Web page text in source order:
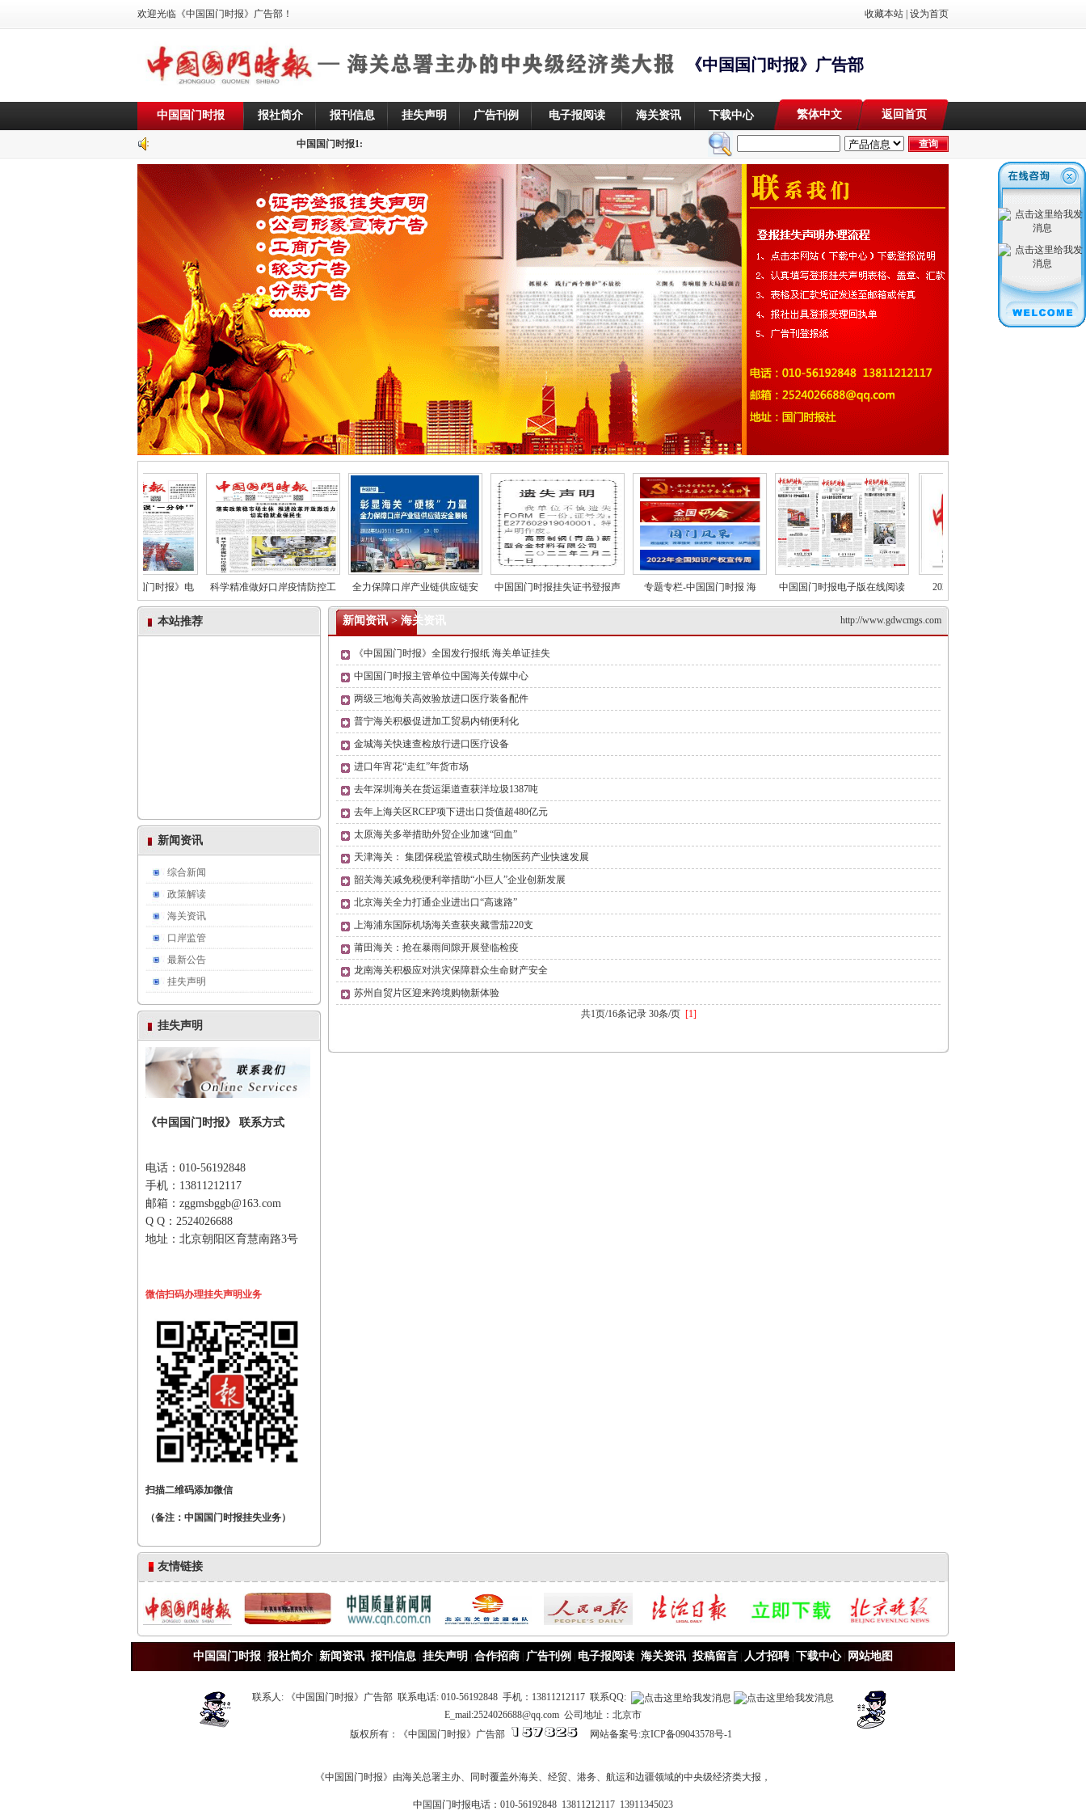
欢迎光临《中国国门时报》广告部！ 收藏本站 设为首页
《中国国门时报》广告部
中国国门时报 报社简介 报刊信息 挂失声明 广告刊例 电子报阅读 海关资讯 下载中心 繁体中文 返回首页
中国国门时报1:
欢迎订阅《中国国门时报》电 科学精准做好口岸疫情防控工 全力保障口岸产业链供应链安 中国国门时报挂失证书登报声 专题专栏-中国国门时报 海 中国国门时报电子版在线阅读 2022年中国国门时报单证
本站推荐
新闻资讯
综合新闻
政策解读
海关资讯
口岸监管
最新公告
挂失声明
挂失声明
《中国国门时报》 联系方式
电话：010-56192848
手机：13811212117
邮箱：zggmsbggb@163.com
Q Q：2524026688
地址：北京朝阳区育慧南路3号
微信扫码办理挂失声明业务
扫描二维码添加微信
（备注：中国国门时报挂失业务）
新闻资讯> 海关资讯 http://www.gdwcmgs.com
《中国国门时报》全国发行报纸 海关单证挂失
中国国门时报主管单位中国海关传媒中心
两级三地海关高效验放进口医疗装备配件
普宁海关积极促进加工贸易内销便利化
金城海关快速查检放行进口医疗设备
进口年宵花“走红”年货市场
去年深圳海关在货运渠道查获洋垃圾1387吨
去年上海关区RCEP项下进出口货值超480亿元
太原海关多举措助外贸企业加速“回血”
天津海关： 集团保税监管模式助生物医药产业快速发展
韶关海关减免税便利举措助“小巨人”企业创新发展
北京海关全力打通企业进出口“高速路”
上海浦东国际机场海关查获夹藏雪茄220支
莆田海关：抢在暴雨间隙开展登临检疫
龙南海关积极应对洪灾保障群众生命财产安全
苏州自贸片区迎来跨境购物新体验
共1页/16条记录 30条/页 [1]
友情链接
中国国门时报 报社简介 新闻资讯 报刊信息 挂失声明 合作招商 广告刊例 电子报阅读 海关资讯 投稿留言 人才招聘 下载中心| 网站地图
联系人: 《中国国门时报》广告部 联系电话: 010-56192848 手机：13811212117 联系QQ:
E_mail:2524026688@qq.com 公司地址：北京市
版权所有：《中国国门时报》广告部
网站备案号:京ICP备09043578号-1
《中国国门时报》由海关总署主办、同时覆盖外海关、经贸、港务、航运和边疆领域的中央级经济类大报，
中国国门时报电话：010-56192848 13811212117 13911345023